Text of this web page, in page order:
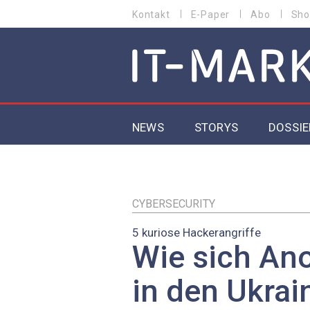
zum
MENU
Kontakt E-Paper Abo
MAIN NAVIGATION
NEWS STORYS
EU-
CYBERSECURITY
5 kuriose Hackerangriffe
Wie sich
in den